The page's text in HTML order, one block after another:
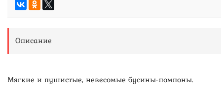
Описание
Мягкие и пушистые, невесомые бусины-помпоны.